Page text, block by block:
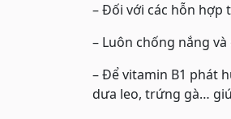
– Đối với các hỗn hợp
– Luôn chống nắng
– Để vitamin B1 phát
dưa leo, trứng gà…